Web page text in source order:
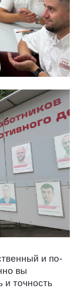
и по-
вы
и точность